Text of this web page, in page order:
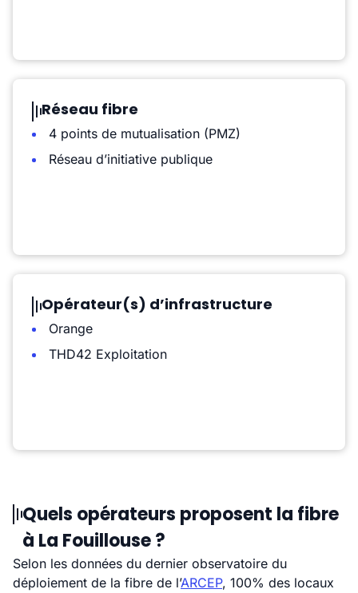
Réseau fibre
4 points de mutualisation (PMZ)
Réseau d’initiative publique
Opérateur(s) d’infrastructure
Orange
THD42 Exploitation
Quels opérateurs proposent la fibre
à La Fouillouse ?
Selon les données du dernier observatoire du
déploiement de la fibre de l’ARCEP, 100% des locaux